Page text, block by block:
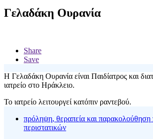
Γελαδάκη Ουρανία
Share
Save
Η Γελαδάκη Ουρανία είναι Παιδίατρος και
ιατρείο στο Ηράκλειο.
Το ιατρείο λειτουργεί κατόπιν ραντεβού.
πρόληψη, θεραπεία και παρακολούθηση
περιστατικών